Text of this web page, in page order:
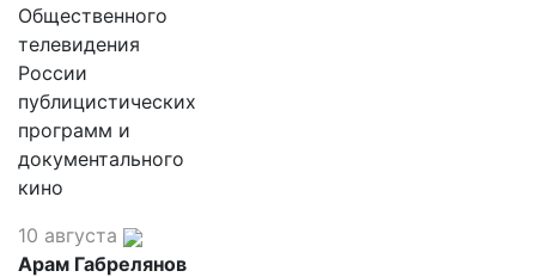
Общественного
телевидения
России
публицистических
программ и
документального
кино
10 августа
Арам Габрелянов